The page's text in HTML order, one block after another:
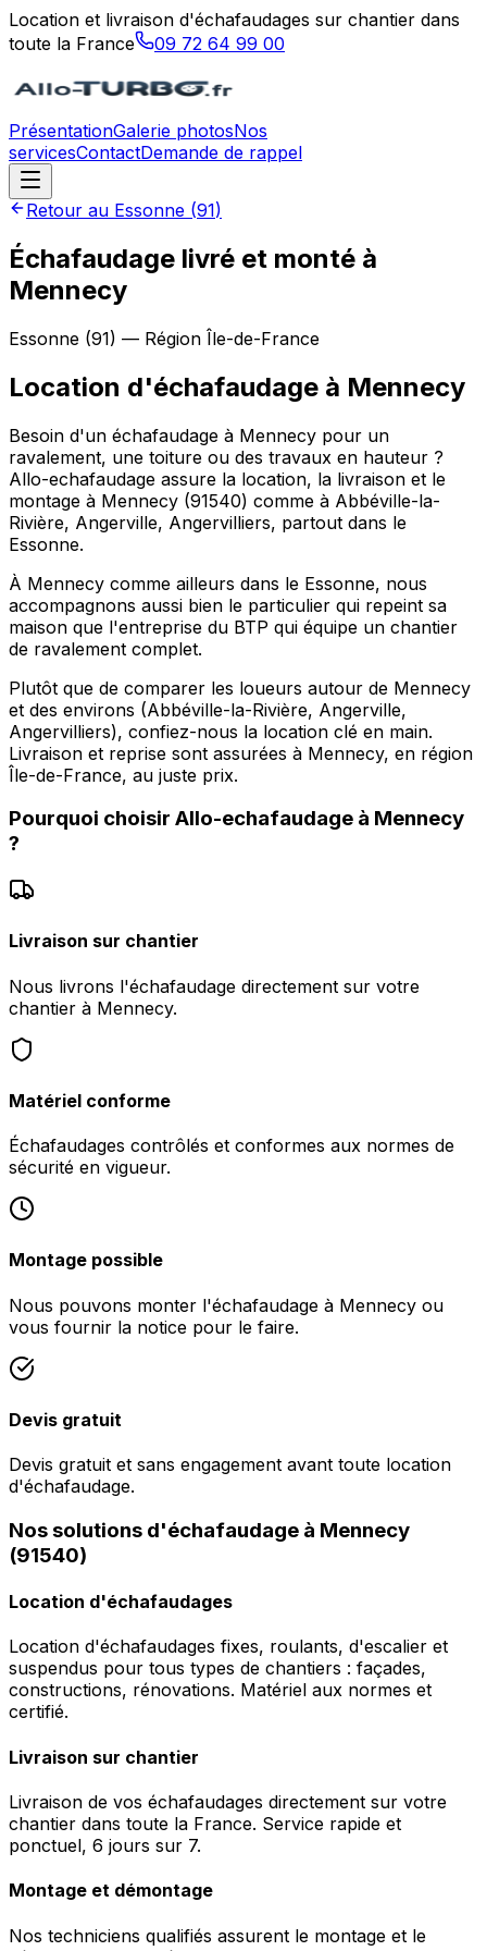
Location et livraison d'échafaudages sur chantier dans
toute la France
09 72 64 99 00
PrésentationGalerie photosNos
servicesContactDemande de rappel
Retour au Essonne (91)
Échafaudage livré et monté à
Mennecy
Essonne (91) — Région Île-de-France
Location d'échafaudage à Mennecy
Besoin d'un échafaudage à Mennecy pour un
ravalement, une toiture ou des travaux en hauteur ?
Allo-echafaudage assure la location, la livraison et le
montage à Mennecy (91540) comme à Abbéville-la-
Rivière, Angerville, Angervilliers, partout dans le
Essonne.
À Mennecy comme ailleurs dans le Essonne, nous
accompagnons aussi bien le particulier qui repeint sa
maison que l'entreprise du BTP qui équipe un chantier
de ravalement complet.
Plutôt que de comparer les loueurs autour de Mennecy
et des environs (Abbéville-la-Rivière, Angerville,
Angervilliers), confiez-nous la location clé en main.
Livraison et reprise sont assurées à Mennecy, en région
Île-de-France, au juste prix.
Pourquoi choisir Allo-echafaudage à Mennecy
?
Livraison sur chantier
Nous livrons l'échafaudage directement sur votre
chantier à Mennecy.
Matériel conforme
Échafaudages contrôlés et conformes aux normes de
sécurité en vigueur.
Montage possible
Nous pouvons monter l'échafaudage à Mennecy ou
vous fournir la notice pour le faire.
Devis gratuit
Devis gratuit et sans engagement avant toute location
d'échafaudage.
Nos solutions d'échafaudage à Mennecy
(91540)
Location d'échafaudages
Location d'échafaudages fixes, roulants, d'escalier et
suspendus pour tous types de chantiers : façades,
constructions, rénovations. Matériel aux normes et
certifié.
Livraison sur chantier
Livraison de vos échafaudages directement sur votre
chantier dans toute la France. Service rapide et
ponctuel, 6 jours sur 7.
Montage et démontage
Nos techniciens qualifiés assurent le montage et le